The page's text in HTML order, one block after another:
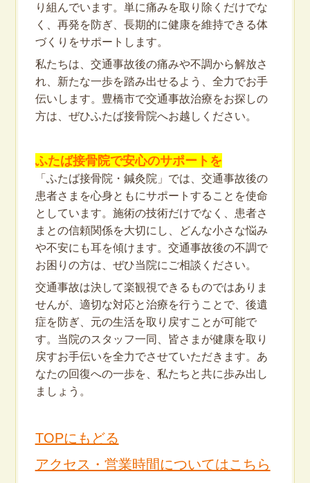
り組んでいます。単に痛みを取り除くだけでな
く、再発を防ぎ、長期的に健康を維持できる体
づくりをサポートします。
私たちは、交通事故後の痛みや不調から解放さ
れ、新たな一歩を踏み出せるよう、全力でお手
伝いします。豊橋市で交通事故治療をお探しの
方は、ぜひふたば接骨院へお越しください。
ふたば接骨院で安心のサポートを
「ふたば接骨院・鍼灸院」では、交通事故後の
患者さまを心身ともにサポートすることを使命
としています。施術の技術だけでなく、患者さ
まとの信頼関係を大切にし、どんな小さな悩み
や不安にも耳を傾けます。交通事故後の不調で
お困りの方は、ぜひ当院にご相談ください。
交通事故は決して楽観視できるものではありま
せんが、適切な対応と治療を行うことで、後遺
症を防ぎ、元の生活を取り戻すことが可能で
す。当院のスタッフ一同、皆さまが健康を取り
戻すお手伝いを全力でさせていただきます。あ
なたの回復への一歩を、私たちと共に歩み出し
ましょう。
TOPにもどる
アクセス・営業時間についてはこちら